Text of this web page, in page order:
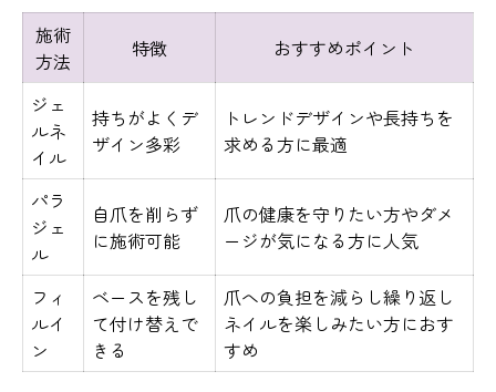
ネイルサロン利用時の自爪ダメージ比較表
自爪を守るためのネイルサロン施術法とは
サロン通いで叶える自爪ケアのポイント
ネイルサロン選びで差がつく自爪保護の工
準
美しい自爪を目指すならサロン活用が鍵
ネイルサロン活用で変わる自爪の美しさ比
較
美爪を目指すためのネイルサロン活用術
施術
方法
特徴 おすすめポイント
ジェ
ルネ
イル
持ちがよくデ
ザイン多彩
トレンドデザインや長持ちを
求める方に最適
パラ
ジェ
ル
自爪を削らず
に施術可能
爪の健康を守りたい方やダメ
ージが気になる方に人気
フィ
ルイ
ン
ベースを残し
て付け替えで
きる
爪への負担を減らし繰り返し
ネイルを楽しみたい方におす
すめ